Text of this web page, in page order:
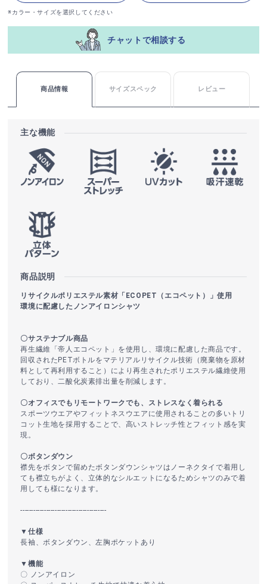
※カラー・サイズを選択してください
チャットで相談する
商品情報 サイズスペック レビュー
主な機能
商品説明
リサイクルポリエステル素材「ECOPET（エコペット）」使用
環境に配慮したノンアイロンシャツ
〇サステナブル商品
再生繊維「帝人エコペット」を使用し、環境に配慮した商品です。
回収されたPETボトルをマテリアルリサイクル技術（廃棄物を原材
料として再利用すること）により再生されたポリエステル繊維使用
しており、二酸化炭素排出量を削減します。
〇オフィスでもリモートワークでも、ストレスなく着られる
スポーツウエアやフィットネスウエアに使用されることの多いトリ
コット生地を採用することで、高いストレッチ性とフィット感を実
現。
〇ボタンダウン
襟先をボタンで留めたボタンダウンシャツはノーネクタイで着用し
ても襟立ちがよく、立体的なシルエットになるためシャツのみで着
用しても様になります。
----------------------------------------
▼仕様
長袖、ボタンダウン、左胸ポケットあり
▼機能
〇 ノンアイロン